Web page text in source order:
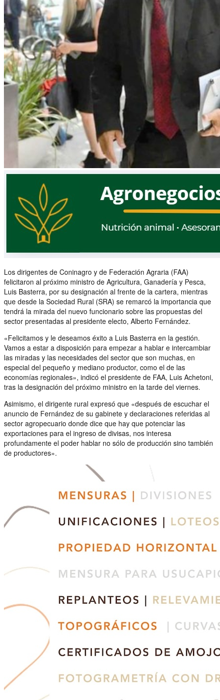
Los dirigentes de Coninagro y de Federación Agraria (FAA)
felicitaron al próximo ministro de Agricultura, Ganadería y Pesca,
Luis Basterra, por su designación al frente de la cartera, mientras
que desde la Sociedad Rural (SRA) se remarcó la importancia que
tendrá la mirada del nuevo funcionario sobre las propuestas del
sector presentadas al presidente electo, Alberto Fernández.
«Felicitamos y le deseamos éxito a Luis Basterra en la gestión.
Vamos a estar a disposición para empezar a hablar e intercambiar
las miradas y las necesidades del sector que son muchas, en
especial del pequeño y mediano productor, como el de las
economías regionales», indicó el presidente de FAA, Luis Achetoni,
tras la designación del próximo ministro en la tarde del viernes.
Asimismo, el dirigente rural expresó que «después de escuchar el
anuncio de Fernández de su gabinete y declaraciones referidas al
sector agropecuario donde dice que hay que potenciar las
exportaciones para el ingreso de divisas, nos interesa
profundamente el poder hablar no sólo de producción sino también
de productores».